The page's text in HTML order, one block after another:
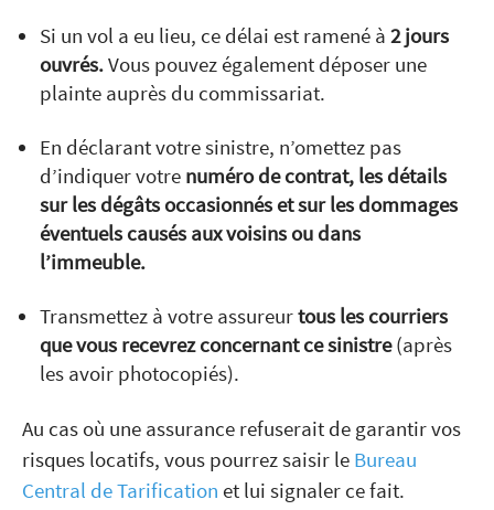
Si un vol a eu lieu, ce délai est ramené à 2 jours
ouvrés.Vous pouvez également déposer une
plainte auprès du commissariat.
En déclarant votre sinistre, n’omettez pas
d’indiquer votre numéro de contrat, les détails
sur les dégâts occasionnés et sur les dommages
éventuels causés aux voisins ou dans
l’immeuble.
Transmettez à votre assureurtous les courriers
que vous recevrez concernant ce sinistre(après
les avoir photocopiés).
Au cas où une assurance refuserait de garantir vos
risques locatifs, vous pourrez saisir le Bureau
Central de Tarification et lui signaler ce fait.